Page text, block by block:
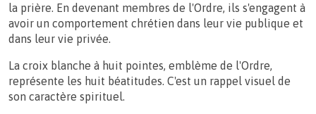
la prière. En devenant membres de l'Ordre, ils s'engagent à
avoir un comportement chrétien dans leur vie publique et
dans leur vie privée.
La croix blanche à huit pointes, emblème de l'Ordre,
représente les huit béatitudes. C'est un rappel visuel de
son caractère spirituel.